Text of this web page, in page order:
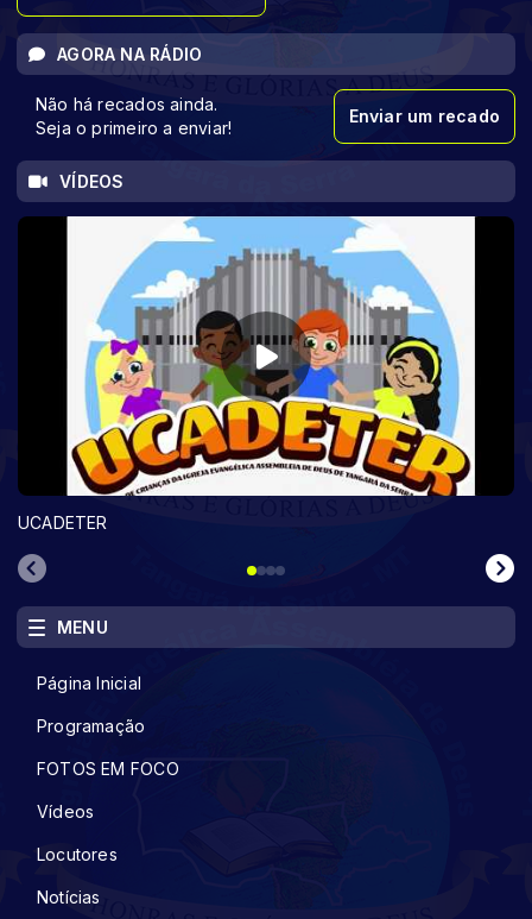
AGORA NA RÁDIO
Não há recados ainda.
Seja o primeiro a enviar!
Enviar um recado
VÍDEOS
UCADETER
MENU
Página Inicial
Programação
FOTOS EM FOCO
Vídeos
Locutores
Notícias